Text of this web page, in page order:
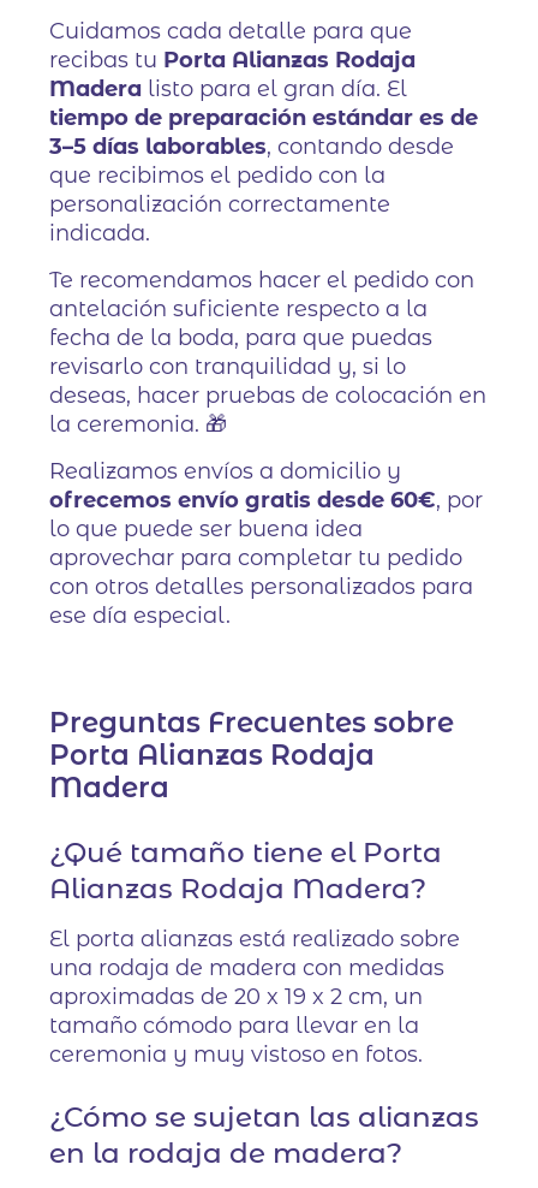
Cuidamos cada detalle para que
recibas tu Porta Alianzas Rodaja
Madera listo para el gran día. El
tiempo de preparación estándar es de
3–5 días laborables, contando desde
que recibimos el pedido con la
personalización correctamente
indicada.
Te recomendamos hacer el pedido con
antelación suficiente respecto a la
fecha de la boda, para que puedas
revisarlo con tranquilidad y, si lo
deseas, hacer pruebas de colocación en
la ceremonia. 🎁
Realizamos envíos a domicilio y
ofrecemos envío gratis desde 60€, por
lo que puede ser buena idea
aprovechar para completar tu pedido
con otros detalles personalizados para
ese día especial.
Preguntas Frecuentes sobre
Porta Alianzas Rodaja
Madera
¿Qué tamaño tiene el Porta
Alianzas Rodaja Madera?
El porta alianzas está realizado sobre
una rodaja de madera con medidas
aproximadas de 20 x 19 x 2 cm, un
tamaño cómodo para llevar en la
ceremonia y muy vistoso en fotos.
¿Cómo se sujetan las alianzas
en la rodaja de madera?